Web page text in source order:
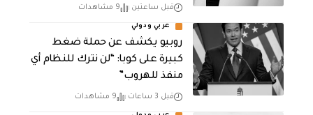
قبل ساعتين 9 مشاهدات
عربي ودولي
روبيو يكشف عن حملة ضغط
كبيرة على كوبا: “لن نترك للنظام أي
منفذ للهروب”
قبل 3 ساعات 9 مشاهدات